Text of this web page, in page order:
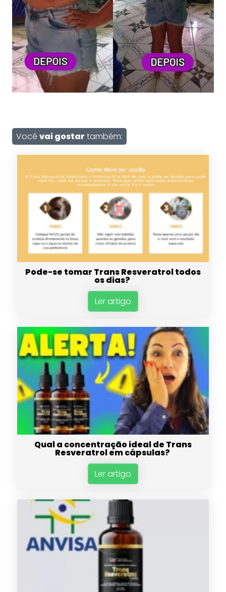
Você vai gostar também:
Pode-se tomar Trans Resveratrol todos
os dias?
Ler artigo
Qual a concentração ideal de Trans
Resveratrol em cápsulas?
Ler artigo